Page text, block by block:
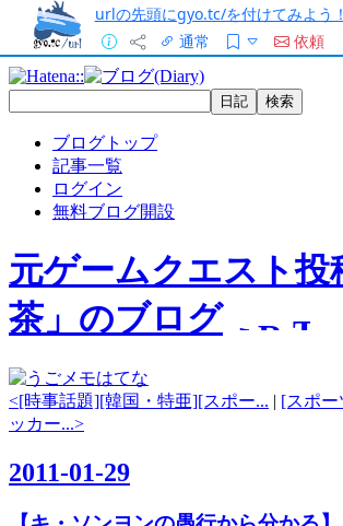
urlの先頭にgyo.tc/を付けてみよう！
通常
依頼